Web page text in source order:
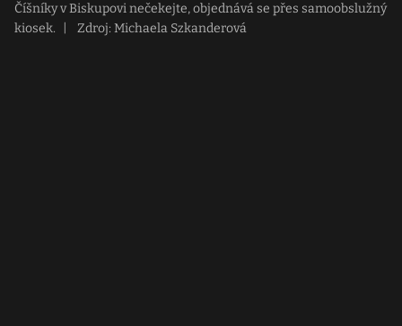
Číšníky v Biskupovi nečekejte, objednává se přes samoobslužný
kiosek.
Zdroj: Michaela Szkanderová